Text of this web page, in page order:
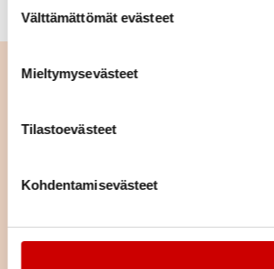
Välttämättömät evästeet
Mieltymysevästeet
Tilastoevästeet
Kohdentamisevästeet
Lue seuraavaksi
Verenpaineen omaseuranta
LUE ARTIKKELI